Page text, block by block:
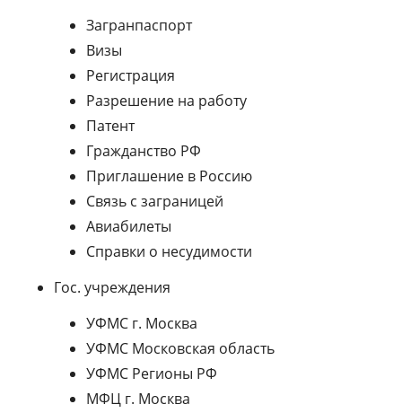
Загранпаспорт
Визы
Регистрация
Разрешение на работу
Патент
Гражданство РФ
Приглашение в Россию
Связь с заграницей
Авиабилеты
Справки о несудимости
Гос. учреждения
УФМС г. Москва
УФМС Московская область
УФМС Регионы РФ
МФЦ г. Москва